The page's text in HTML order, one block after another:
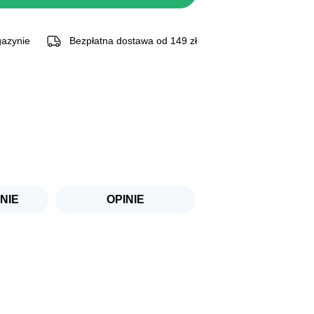
Bezpłatna dostawa od 149 zł
OPINIE